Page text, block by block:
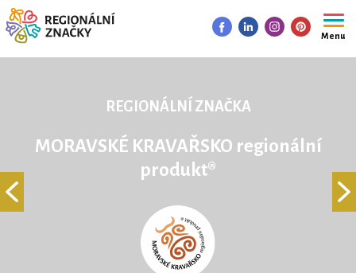
Menu
REGIONÁLNÍ ZNAČKA
MORAVSKÉ KRAVAŘSKO regionální
produkt®